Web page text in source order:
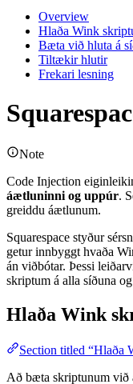
Overview
Hlaða Wink
Bæta við hluta á
Tiltækir hlutir
Frekari lesning
Note
Code Injection
áætluninni og uppúr.
greiddu áætlunum.
Squarespace styður
getur innbyggt hvaða
án viðbótar. Þessi
skriptum á alla síðuna
Hlaða Wink
Section titled “Hlaða
Að bæta skriptunum við